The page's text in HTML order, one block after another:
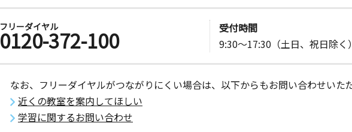
フリーダイヤル
0120-372-100
受付時間
9:30～17:30（土日、祝日除く）
なお、フリーダイヤルがつながりにくい場合は、以下からもお問い合わせいただ
近くの教室を案内してほしい
学習に関するお問い合わせ